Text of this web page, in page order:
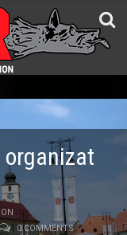
0 COMMENTS